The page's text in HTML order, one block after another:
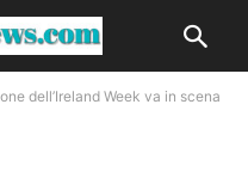
dell’Ireland Week va in scena